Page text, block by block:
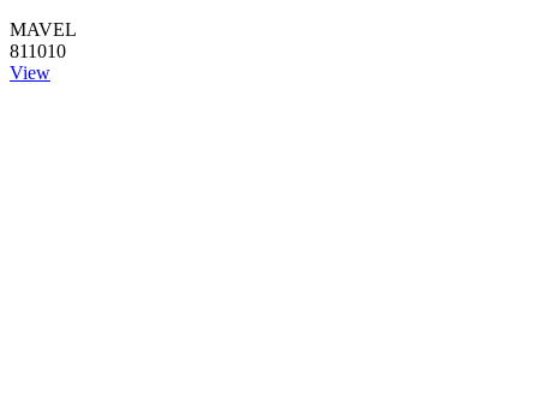
MAVEL
811010
View